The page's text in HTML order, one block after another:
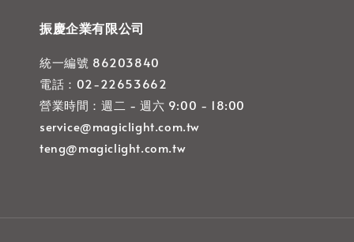
振慶企業有限公司
統一編號 86203840
電話：02-22653662
營業時間：週二 - 週六 9:00 - 18:00
service@magiclight.com.tw
teng@magiclight.com.tw